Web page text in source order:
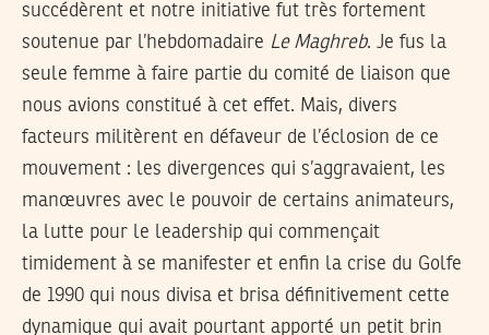
succédèrent et notre initiative fut très fortement
soutenue par l’hebdomadaire Le Maghreb. Je fus la
seule femme à faire partie du comité de liaison que
nous avions constitué à cet effet. Mais, divers
facteurs militèrent en défaveur de l’éclosion de ce
mouvement : les divergences qui s’aggravaient, les
manœuvres avec le pouvoir de certains animateurs,
la lutte pour le leadership qui commençait
timidement à se manifester et enfin la crise du Golfe
de 1990 qui nous divisa et brisa définitivement cette
dynamique qui avait pourtant apporté un petit brin